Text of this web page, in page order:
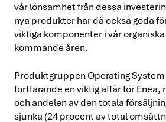
vår lönsamhet från dessa
nya produkter har då också goda
viktiga komponenter i vår
kommande åren.
Produktgruppen Operating
fortfarande en viktig affär för Enea,
och andelen av den totala
sjunka (24 procent av total